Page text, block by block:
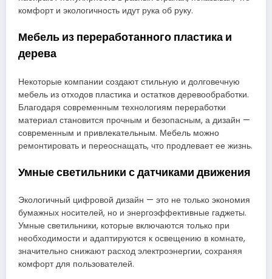
комфорт и экологичность идут рука об руку.
Мебель из переработанного пластика и
дерева
Некоторые компании создают стильную и долговечную
мебель из отходов пластика и остатков деревообработки.
Благодаря современным технологиям переработки
материал становится прочным и безопасным, а дизайн —
современным и привлекательным. Мебель можно
ремонтировать и переоснащать, что продлевает ее жизнь.
Умные светильники с датчиками движения
Экологичный цифровой дизайн — это не только экономия
бумажных носителей, но и энергоэффективные гаджеты.
Умные светильники, которые включаются только при
необходимости и адаптируются к освещению в комнате,
значительно снижают расход электроэнергии, сохраняя
комфорт для пользователей.